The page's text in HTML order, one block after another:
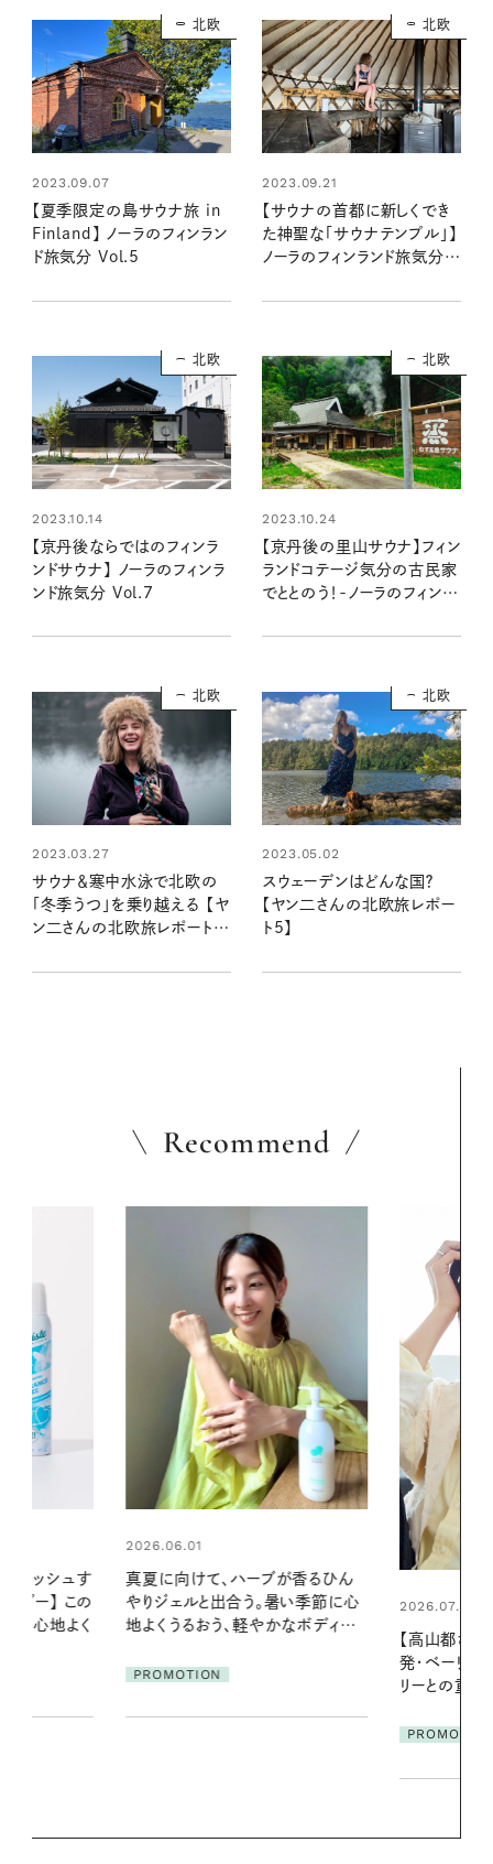
北欧
2023.09.07
【夏季限定の島サウナ旅 in
Finland】 ノーラのフィンラン
ド旅気分 Vol.5
北欧
2023.09.21
【サウナの首都に新しくでき
た神聖な「サウナテンプル」】
ノーラのフィンランド旅気分
北欧
2023.10.14
【京丹後ならではのフィンラ
ンドサウナ】 ノーラのフィンラ
ンド旅気分 Vol.7
北欧
2023.10.24
【京丹後の里山サウナ】フィン
ランドコテージ気分の古民家
でととのう！-ノーラのフィンラ
北欧
2023.03.27
サウナ＆寒中水泳で北欧の
「冬季うつ」を乗り越える 【ヤ
ン二さんの北欧旅レポート
北欧
2023.05.02
スウェーデンはどんな国？
【ヤン二さんの北欧旅レポー
ト5】
Recommend
が香るひん
い季節に心
なボディケ
2026.07.21
リーとの重ねづけも素敵な大人の
2026.06.01
える夜の爽